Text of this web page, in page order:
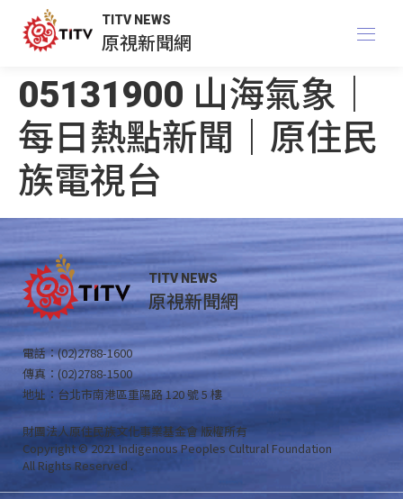
TITV NEWS
原視新聞網
05131900 山海氣象｜
每日熱點新聞｜原住民
族電視台
TITV NEWS
原視新聞網
電話：(02)2788-1600
傳真：(02)2788-1500
地址：台北市南港區重陽路 120 號 5 樓
財團法人原住民族文化事業基金會 版權所有
Copyright © 2021 Indigenous Peoples Cultural Foundation
All Rights Reserved .